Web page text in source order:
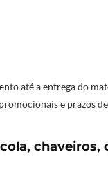
até a entrega do
promocionais e prazos
chaveiros,